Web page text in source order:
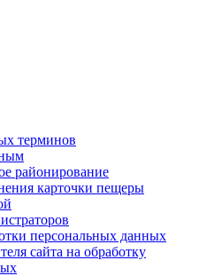
терминов
районирование
карточки пещеры
персональных данных
сайта на обработку